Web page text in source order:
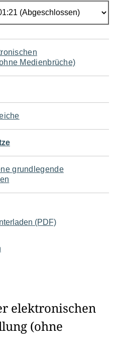
Medienbrüche)
grundlegende
(PDF)
elektronischen
(ohne